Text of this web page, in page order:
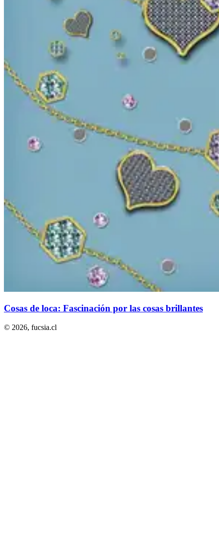
Cosas de loca: Fascinación por las cosas brillantes
© 2026, fucsia.cl